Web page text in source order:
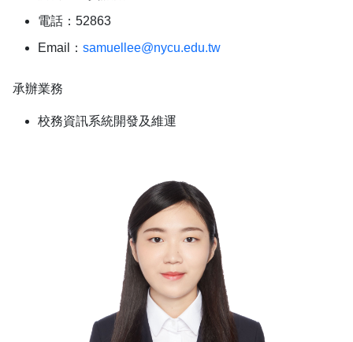
電話：52863
Email： samuellee@nycu.edu.tw
承辦業務
校務資訊系統開發及維運